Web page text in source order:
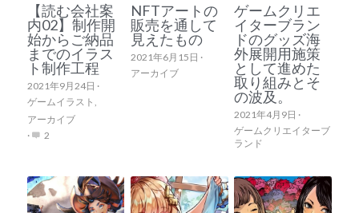
【読む会社案
内02】制作開
始からご納品
までのイラス
ト制作工程
2021年9月24日 ·
ゲームイラスト,
アーカイブ
·
2
NFTアートの
販売を通して
見えたもの
2021年6月15日 ·
アーカイブ
ゲームクリエ
イターブラン
ドのグッズ海
外展開用施策
として進めた
取り組みとそ
の波及。
2021年4月9日 ·
ゲームクリエイターブ
ランド